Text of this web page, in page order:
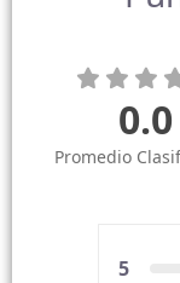
0.0
Promedio
5